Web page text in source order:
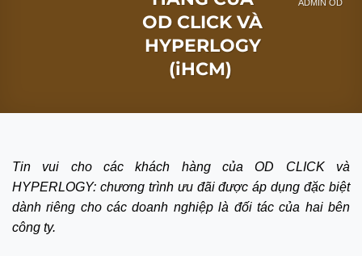
OD CLICK VÀ
HYPERLOGY
(iHCM)
ADMIN OD
Tin vui cho các khách hàng của OD CLICK và
HYPERLOGY: chương trình ưu đãi được áp dụng đặc biệt
dành riêng cho các doanh nghiệp là đối tác của hai bên
công ty.